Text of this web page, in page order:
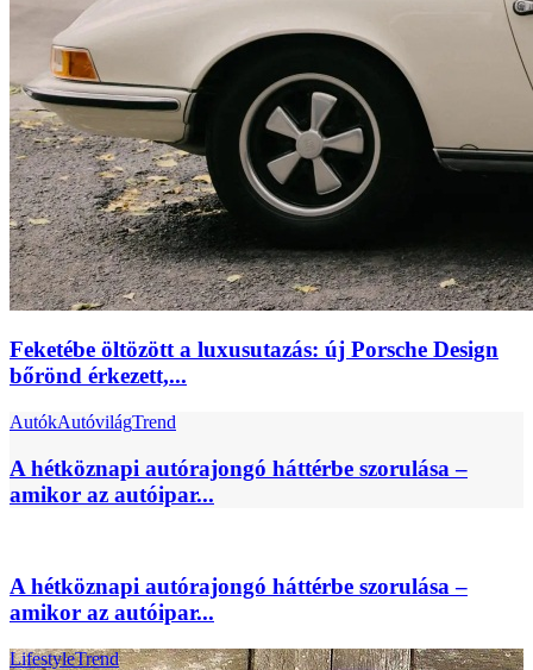
Feketébe öltözött a luxusutazás: új Porsche Design
bőrönd érkezett,...
AutókAutóvilágTrend
A hétköznapi autórajongó háttérbe szorulása –
amikor az autóipar...
A hétköznapi autórajongó háttérbe szorulása –
amikor az autóipar...
LifestyleTrend